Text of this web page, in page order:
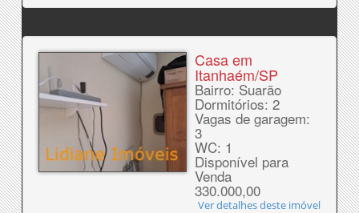
Casa em
Itanhaém/SP
Bairro: Suarão
Dormitórios: 2
Vagas de garagem:
3
WC: 1
Disponível para
Venda
330.000,00
Ver detalhes deste imóvel